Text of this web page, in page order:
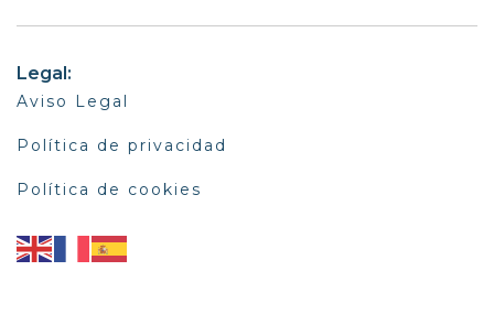
Legal:
Aviso Legal
Política de privacidad
Política de cookies